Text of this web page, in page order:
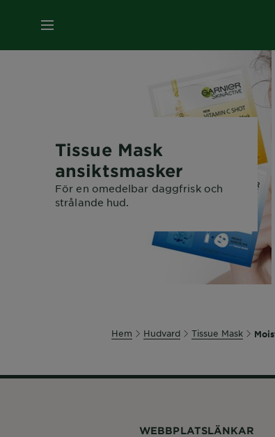
MENY
Tissue Mask
ansiktsmasker
För en omedelbar daggfrisk och
strålande hud.
Hem Hudvard Tissue Mask
WEBBPLATSLÄNKAR